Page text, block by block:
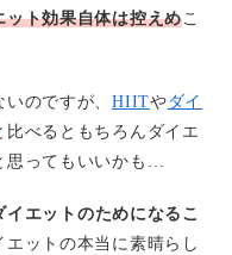
ット効果自体は控えめこ
いのですが、HIITや ダイ
比べるともちろんダイエ
思ってもいいかも…
エットのためになるこ
ットの本当に素晴らし